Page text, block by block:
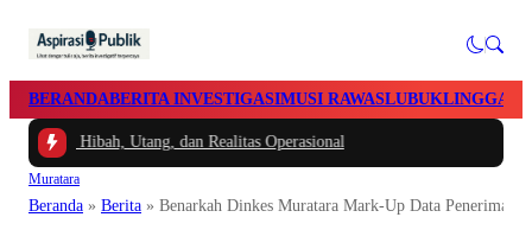
BERANDABERITA INVESTIGASIMUSI RAWASLUBUKLINGGAU
Hibah, Utang, dan Realitas Operasional
Muratara
Beranda » Berita » Benarkah Dinkes Muratara Mark-Up Data Penerima